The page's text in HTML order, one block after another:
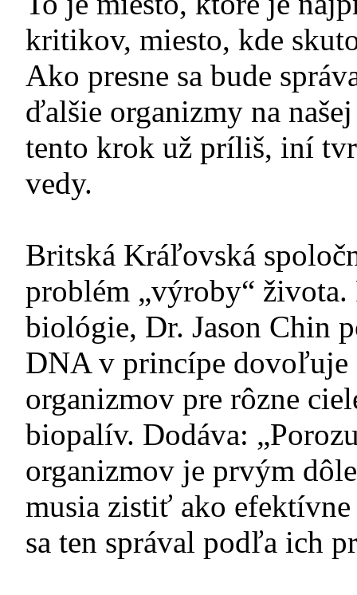
kritikov, miesto, kde
Ako presne sa bude
ďalšie organizmy na
tento krok už príliš, iní
vedy.
Britská Kráľovská
problém „výroby“
biológie, Dr. Jason Chin
DNA v princípe dovoľuje
organizmov pre rôzne
biopalív. Dodáva:
organizmov je prvým
musia zistiť ako
sa ten správal podľa ich